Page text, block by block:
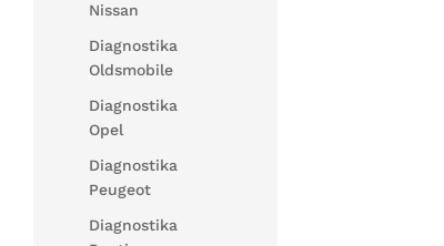
Nissan
Diagnostika
Oldsmobile
Diagnostika
Opel
Diagnostika
Peugeot
Diagnostika